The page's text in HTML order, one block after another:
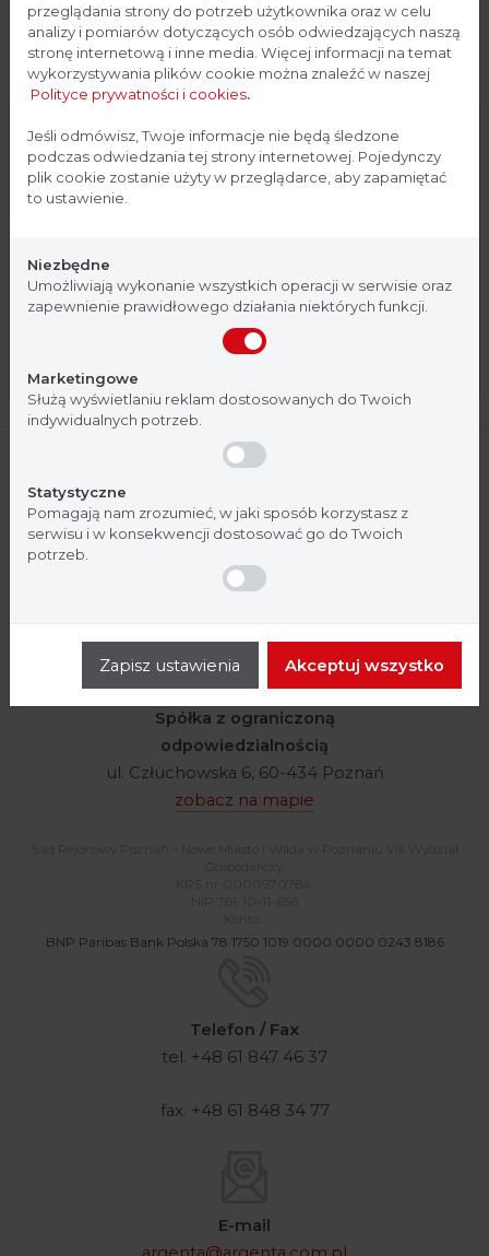
Płytki petriego
Płytki titracyjne
Rękawiczki
Tipsy (końcówki do pipet)
Woreczek na próbki Whirl-Pak®,
standardowy, bez pola do opisu,
207 ml, op. 500 szt.
Argenta
Spółka z ograniczoną
odpowiedzialnością
ul. Człuchowska 6, 60-434 Poznań
zobacz na mapie
BNP Paribas Bank Polska 78 1750 1019 0000 0000 0243 8186
Telefon / Fax
tel. +48 61 847 46 37
fax. +48 61 848 34 77
E-mail
Strona przeznaczona dla
profesjonalistów
przeznaczone dla profesjonalistów z branży
medycznej. Potwierdź, że jesteś profesjonalistą:
Nie jestem
przeglądania strony do potrzeb użytkownika oraz w celu
analizy i pomiarów dotyczących osób odwiedzających naszą
stronę internetową i inne media. Więcej informacji na temat
wykorzystywania plików cookie można znaleźć w naszej
Polityce prywatności i cookies.
Jeśli odmówisz, Twoje informacje nie będą śledzone
podczas odwiedzania tej strony internetowej. Pojedynczy
plik cookie zostanie użyty w przeglądarce, aby zapamiętać
to ustawienie.
Niezbędne
Umożliwiają wykonanie wszystkich operacji w serwisie oraz
zapewnienie prawidłowego działania niektórych funkcji.
Marketingowe
Służą wyświetlaniu reklam dostosowanych do Twoich
indywidualnych potrzeb.
Statystyczne
Pomagają nam zrozumieć, w jaki sposób korzystasz z
serwisu i w konsekwencji dostosować go do Twoich
potrzeb.
Zapisz ustawienia Akceptuj wszystko